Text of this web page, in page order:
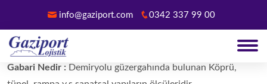
info@gaziport.com 0342 337 99 00
Demiryolu Terimleri
Gabari Nedir : Demiryolu güzergahında bulunan Köprü,